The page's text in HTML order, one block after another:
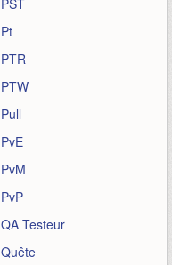
PST
Pt
PTR
PTW
Pull
PvE
PvM
PvP
QA Testeur
Quête